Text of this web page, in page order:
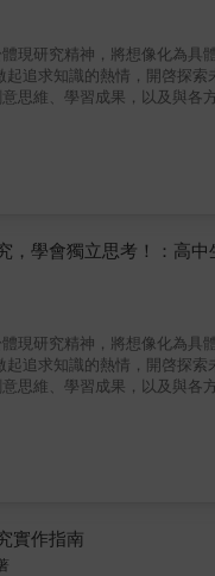
，等於是將頂尖高中的自然
硬實力！ 本書特點： 透過CAER論證寫作能力的提升，帶動高
人文及社會科學／英文論證
幸真／臺南市立土城高中
徐銘鴻／私立衛理女中校
人張輝誠／新竹市立建功高
黃偉立／國立新竹高中生物
中校長劉淑芬／臺中市立臺
果。 組織思維、建構邏輯、分析問題、提出觀點，是重要的學習
以及與各方交流的收穫，在書中寫出了： 教學
，學會獨立思考！：高
。 組織思維、建構邏輯、分析問題、提出觀點，是重要的學習。
，以及與各方交流的收穫，在書中寫出了： 教學
實作指南